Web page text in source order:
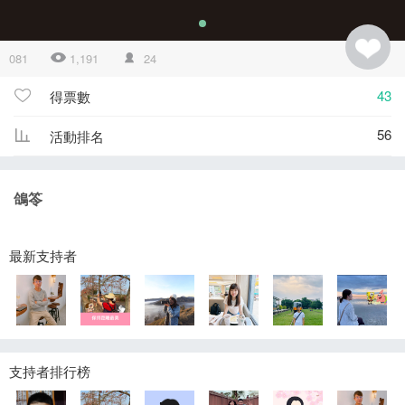
081 1,191 24
得票數 43
活動排名 56
鴿笭
最新支持者
支持者排行榜